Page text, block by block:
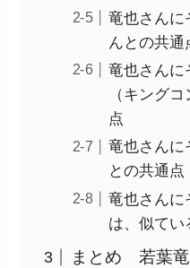
竜也さんに
んとの共通
竜也さんに
（キング
点
竜也さんに
との共通点
竜也さんに
は、似てい
まとめ 若葉竜